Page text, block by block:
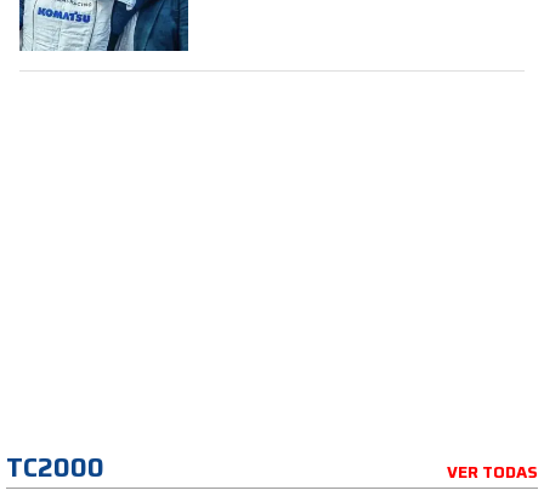
TC2000 VER TODAS